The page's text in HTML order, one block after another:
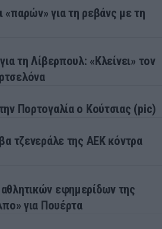
για τη ρεβάνς με τη
τη Λίβερπουλ: «Κλείνει» τον
Πορτογαλία ο Κούτσιας (pic)
τζενεράλε της ΑΕΚ κόντρα
εφημερίδων της
για Πουέρτα